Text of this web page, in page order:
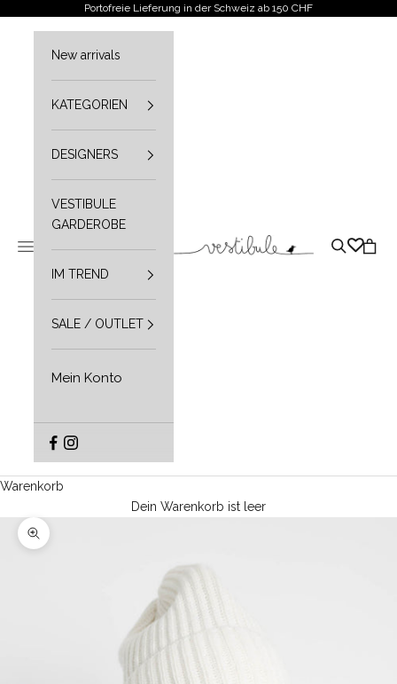
Zum Inhalt springenPortofreie Lieferung in der Schweiz ab 150 CHF
Vestibule
Navigationsmenü öffnen Suche
New arrivals
KATEGORIEN
DESIGNERS
VESTIBULE
GARDEROBE
IM TREND
SALE / OUTLET
Mein Konto
Warenkorb
Dein Warenkorb ist leer
Bild vergrößern